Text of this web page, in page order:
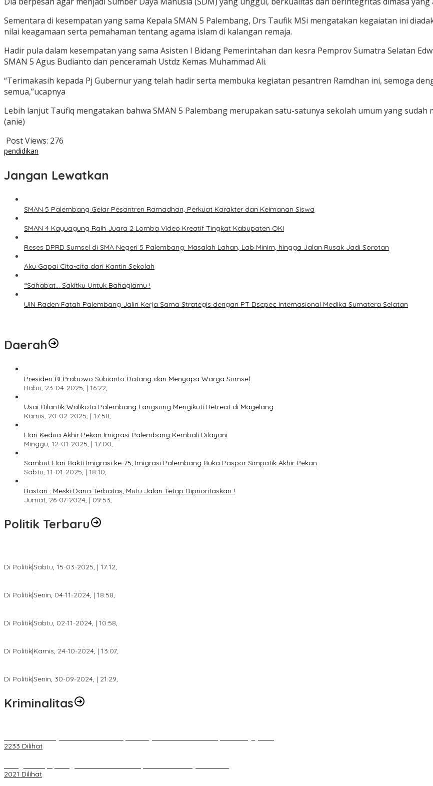
Sementara di kesempatan yang sama Kepala SMAN 5 Palembang, Drs Taufik MSi mengatakan kegaiatan ini
nilai keagamaan serta pemahaman tentang agama islam di kalangan remaja.
Hadir pula dalam kesempatan yang sama Asisten I Bidang Pemerintahan dan kesra Pemprov Sumatra Selatan
SMAN 5 Agus Budianto dan penceramah Ustdz Kemas Muhammad Ali.
“Terimakasih kepada Pj Gubernur yang telah hadir serta membuka kegiatan pesantren Ramdhan ini, semoga
semua,”ucapnya
Lebih lanjut Taufiq mengatakan bahwa SMAN 5 Palembang merupakan satu-satunya sekolah umum yang sudah
(anie)
Post Views: 276
pendidikan
Jangan Lewatkan
SMAN 5 Palembang Gelar Pesantren Ramadhan, Perkuat Karakter dan Keimanan Siswa
SMAN 4 Kayuagung Raih Juara 2 Lomba Video Kreatif Tingkat Kabupaten OKI
Reses DPRD Sumsel di SMA Negeri 5 Palembang: Masalah Lahan, Lab Minim, hingga Jalan Rusak Jadi Sorotan
Aku Gapai Cita-cita dari Kantin Sekolah
“Sahabat… Sakitku Untuk Bahagiamu !
UIN Raden Fatah Palembang Jalin Kerja Sama Strategis dengan PT Dscpec Internasional Medika Sumatera Selatan
Daerah
Presiden RI Prabowo Subianto Datang dan Menyapa Warga Sumsel
Rabu, 23-04-2025, | 16:22,
Usai Dilantik Walikota Palembang Langsung Mengikuti Retreat di Magelang
Kamis, 20-02-2025, | 17:58,
Hari Kedua Akhir Pekan Imigrasi Palembang Kembali Dilayani
Minggu, 12-01-2025, | 17:00,
Sambut Hari Bakti Imigrasi ke-75, Imigrasi Palembang Buka Paspor Simpatik Akhir Pekan
Sabtu, 11-01-2025, | 18:10,
Bastari : Meski Dana Terbatas, Mutu Jalan Tetap Diprioritaskan !
Jumat, 26-07-2024, | 09:53,
Politik Terbaru
Di Politik|Sabtu, 15-03-2025, | 17:12,
Di Politik|Senin, 04-11-2024, | 18:58,
Di Politik|Sabtu, 02-11-2024, | 10:58,
Di Politik|Kamis, 24-10-2024, | 13:07,
Di Politik|Senin, 30-09-2024, | 21:29,
Kriminalitas
2233 Dilihat
2021 Dilihat